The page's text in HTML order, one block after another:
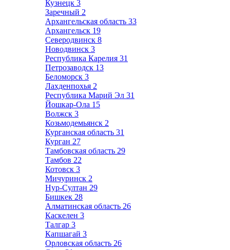
Кузнецк 3
Заречный 2
Архангельская область 33
Архангельск 19
Северодвинск 8
Новодвинск 3
Республика Карелия 31
Петрозаводск 13
Беломорск 3
Лахденпохья 2
Республика Марий Эл 31
Йошкар-Ола 15
Волжск 3
Козьмодемьянск 2
Курганская область 31
Курган 27
Тамбовская область 29
Тамбов 22
Котовск 3
Мичуринск 2
Нур-Султан 29
Бишкек 28
Алматинская область 26
Каскелен 3
Талгар 3
Капшагай 3
Орловская область 26